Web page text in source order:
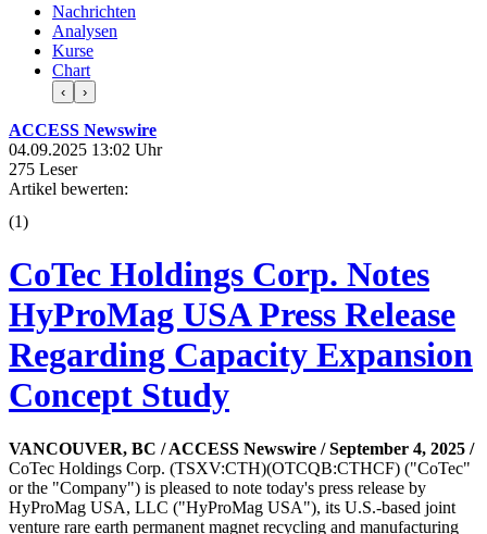
Nachrichten
Analysen
Kurse
Chart
‹ ›
ACCESS Newswire
04.09.2025 13:02 Uhr
275 Leser
Artikel bewerten:
(1)
CoTec Holdings Corp. Notes
HyProMag USA Press Release
Regarding Capacity Expansion
Concept Study
VANCOUVER, BC / ACCESS Newswire / September 4, 2025 /
CoTec Holdings Corp. (TSXV:CTH)(OTCQB:CTHCF) ("CoTec"
or the "Company") is pleased to note today's press release by
HyProMag USA, LLC ("HyProMag USA"), its U.S.-based joint
venture rare earth permanent magnet recycling and manufacturing